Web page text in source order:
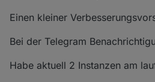
Einen kleiner
Bei der Telegram
Habe aktuell 2 Instanzen am